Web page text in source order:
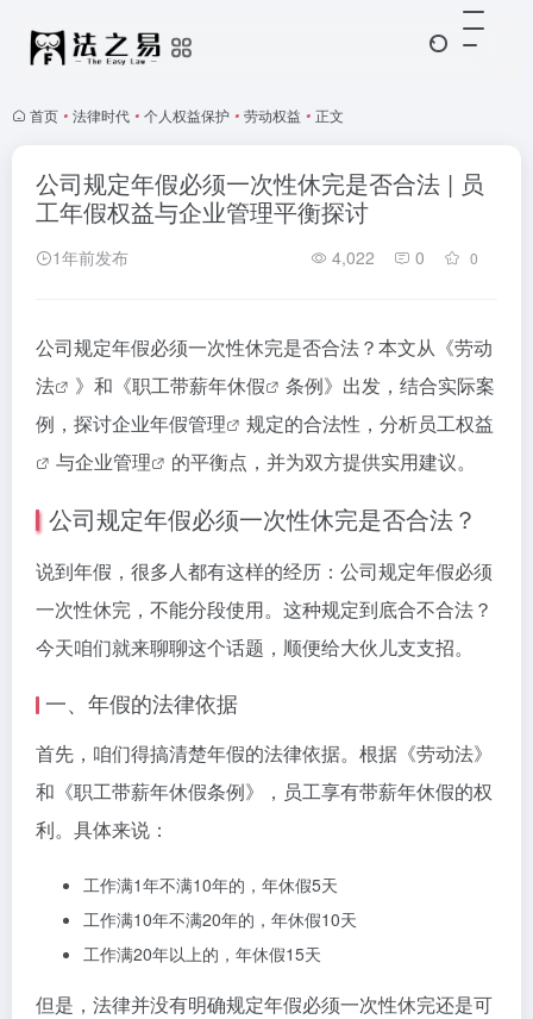
首页 • 法律时代 • 个人权益保护 • 劳动权益 • 正文
公司规定年假必须一次性休完是否合法 | 员
工年假权益与企业管理平衡探讨
1年前发布 4,022 0 0
公司规定年假必须一次性休完是否合法？本文从《劳动
法
》和《职工带薪年休假
条例》出发，结合实际案
例，探讨企业年假管理 规定的合法性，分析员工权益
与企业管理 的平衡点，并为双方提供实用建议。
公司规定年假必须一次性休完是否合法？
说到年假，很多人都有这样的经历：公司规定年假必须
一次性休完，不能分段使用。这种规定到底合不合法？
今天咱们就来聊聊这个话题，顺便给大伙儿支支招。
一、年假的法律依据
首先，咱们得搞清楚年假的法律依据。根据《劳动法》
和《职工带薪年休假条例》，员工享有带薪年休假的权
利。具体来说：
工作满1年不满10年的，年休假5天
工作满10年不满20年的，年休假10天
工作满20年以上的，年休假15天
但是，法律并没有明确规定年假必须一次性休完还是可